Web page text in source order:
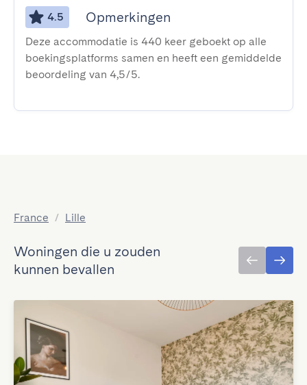
4.5 Opmerkingen
Deze accommodatie is 440 keer geboekt op alle
boekingsplatforms samen en heeft een gemiddelde
beoordeling van 4,5/5.
France / Lille
Woningen die u zouden
kunnen bevallen